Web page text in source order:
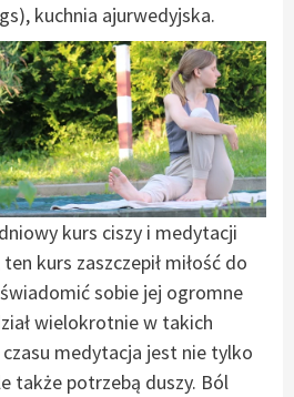
kuchnia ajurwedyjska.
kurs ciszy i medytacji
kurs zaszczepił miłość do
sobie jej ogromne
wielokrotnie w takich
medytacja jest nie tylko
także potrzebą duszy. Ból